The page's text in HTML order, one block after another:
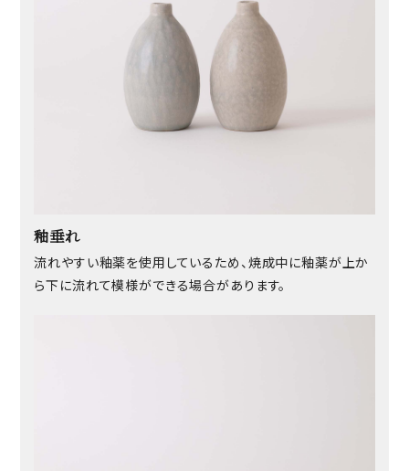
釉垂れ
流れやすい釉薬を使用しているため、焼成中に釉薬が上か
ら下に流れて模様ができる場合があります。